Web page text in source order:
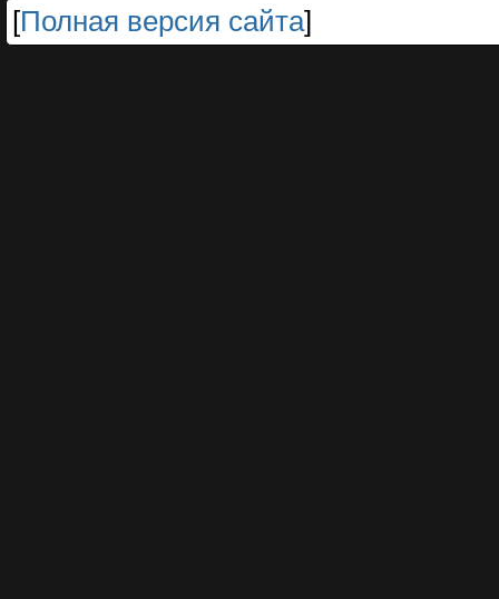
[Полная версия сайта]